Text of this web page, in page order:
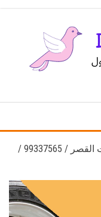
تبديل تواير سيارات القصر / 99337565 /